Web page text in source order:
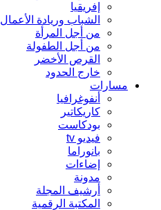
إفريقيا
الشباب وريادة الأعمال
من أجل المرأة
من أجل الطفولة
القرص الأخضر
خارج الحدود
مسارات
أنفوغرافيا
كاريكاتير
بودكاست
فيديو tv
بانوراما
إضاءات
مدونة
أرشيف المجلة
المكتبة الرقمية